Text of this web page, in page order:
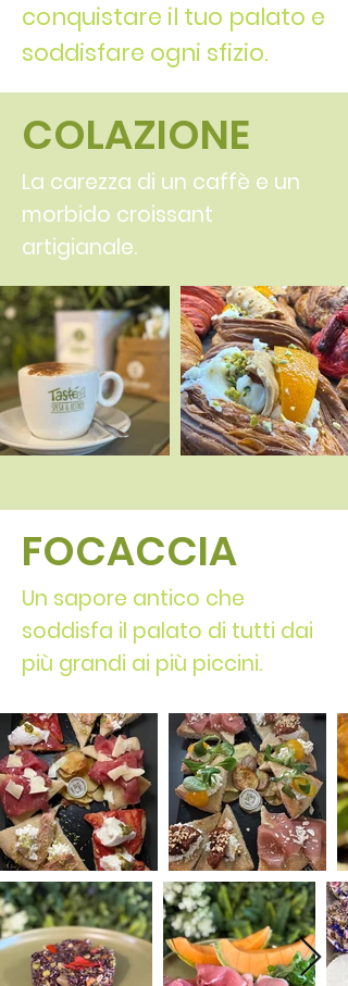
conquistare il tuo palato e
soddisfare ogni sfizio.
COLAZIONE
La carezza di un caffè e un
morbido croissant
artigianale.
FOCACCIA
Un sapore antico che
soddisfa il palato di tutti dai
più grandi ai più piccini.